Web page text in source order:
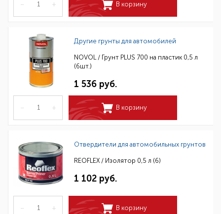
– + В корзину
Другие грунты для автомобилей
NOVOL / Грунт PLUS 700 на пластик 0,5 л
(6шт.)
1 536 руб.
– + В корзину
Отвердители для автомобильных грунтов
REOFLEX / Изолятор 0,5 л (6)
1 102 руб.
– + В корзину